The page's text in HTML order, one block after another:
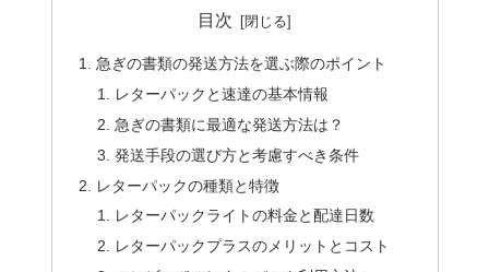
目次
急ぎの書類の発送方法を選ぶ際のポイント
レターパックと速達の基本情報
急ぎの書類に最適な発送方法は？
発送手段の選び方と考慮すべき条件
レターパックの種類と特徴
レターパックライトの料金と配達日数
レターパックプラスのメリットとコスト